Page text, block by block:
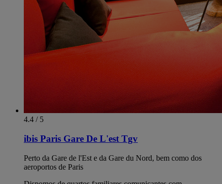
4.4 / 5
ibis Paris Gare De L'est Tgv
Perto da Gare de l'Est e da Gare du Nord, bem como dos
aeroportos de Paris